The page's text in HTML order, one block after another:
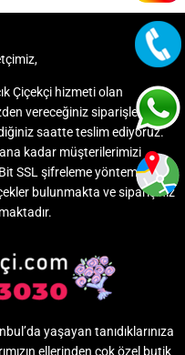
Çiçekçi hizmeti olan
vereceğiniz siparişlerinizi
saatte teslim ediyoruz.
kadar müşterilerimizi
SSL şifreleme yöntemi ile
bulunmakta ve siparişiniz
yaşayan tanıdıklarınıza
ellerinden çok özel butik